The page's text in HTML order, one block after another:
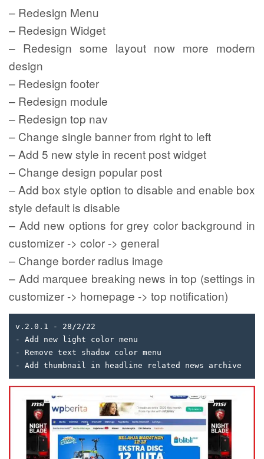
– Redesign Menu
– Redesign Widget
– Redesign some layout now more modern
design
– Redesign footer
– Redesign module
– Redesign top nav
– Change single banner from right to left
– Add 5 new style in recent post widget
– Change design popular post
– Add box style option to disable and enable box
style default is disable
– Add new options for grey color background in
customizer -> color -> general
– Change border radius image
– Add marquee breaking news in top (settings in
customizer -> homepage -> top notification)
v.2.0.1 - 28/2/22
- Add new light color menu
- Remove text shadow color menu
- Add thumbnail in headline related news archive